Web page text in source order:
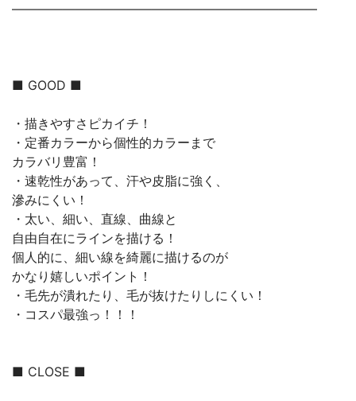
————————————————————————
■ GOOD ■
・描きやすさピカイチ！
・定番カラーから個性的カラーまで
カラバリ豊富！
・速乾性があって、汗や皮脂に強く、
滲みにくい！
・太い、細い、直線、曲線と
自由自在にラインを描ける！
個人的に、細い線を綺麗に描けるのが
かなり嬉しいポイント！
・毛先が潰れたり、毛が抜けたりしにくい！
・コスパ最強っ！！！
■ CLOSE ■